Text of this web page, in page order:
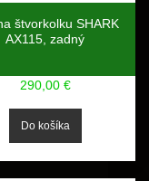
štvorkolku SHARK
AX115, zadný
290,00 €